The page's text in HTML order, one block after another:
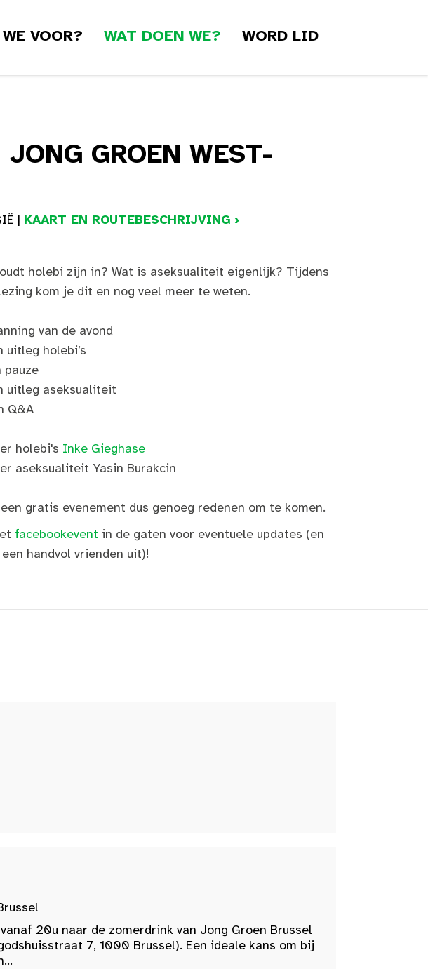
VOOR? WAT DOEN WE? WORD LID
GROEN WEST-
| KAART EN ROUTEBESCHRIJVING ›
holebi zijn in? Wat is aseksualiteit eigenlijk? Tijdens
kom je dit en nog veel meer te weten.
van de avond
uitleg holebi’s
pauze
uitleg aseksualiteit
Q&A
holebi's Inke Gieghase
aseksualiteit Yasin Burakcin
gratis evenement dus genoeg redenen om te komen.
facebookevent in de gaten voor eventuele updates (en
handvol vrienden uit)!
20u naar de zomerdrink van Jong Groen Brussel
7, 1000 Brussel). Een ideale kans om bij